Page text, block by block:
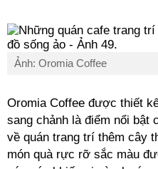
Ảnh: Oromia Coffee
Oromia Coffee được thiết
sang chảnh là điểm nổi bật
về quán trang trí thêm cây
món quà rực rỡ sắc màu